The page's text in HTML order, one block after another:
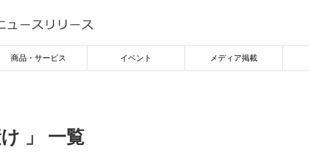
商品・サービス イベント メディア掲載
け 」 一覧